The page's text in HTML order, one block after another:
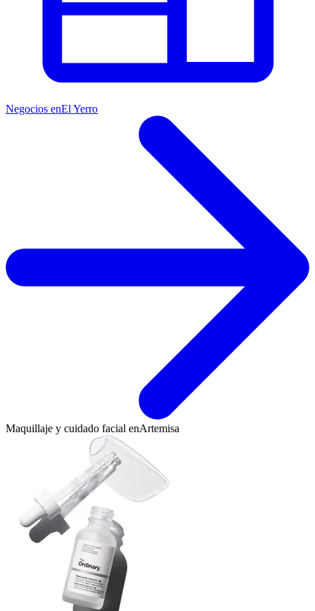
Negocios enEl Yerro
Maquillaje y cuidado facial enArtemisa